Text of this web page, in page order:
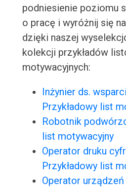
podniesienie poziomu
o pracę i wyróżnij się
dzięki naszej
kolekcji przykładów
motywacyjnych:
Inżynier ds.
Przykładowy list
Robotnik
list motywacyjny
Operator druku
Przykładowy list
Operator